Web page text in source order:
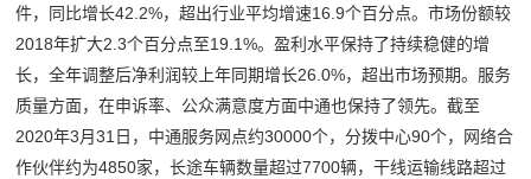
件，同比增长42.2%，超出行业平均增速16.9个百分点。市场份额较
2018年扩大2.3个百分点至‍19.1‍%。盈利水平保持了持续稳健的增
长，全年调整后净利润较上年同期增长26.0%，超出市场预期。服务
质量方面，在申诉率、公众满意度方面中通也保持了领先。截至
2020年3月31日，中通服务网点约30000个，分拨中心90个，网络合
作伙伴约为4850家，长途车辆数量超过7700辆，干线运输线路超过